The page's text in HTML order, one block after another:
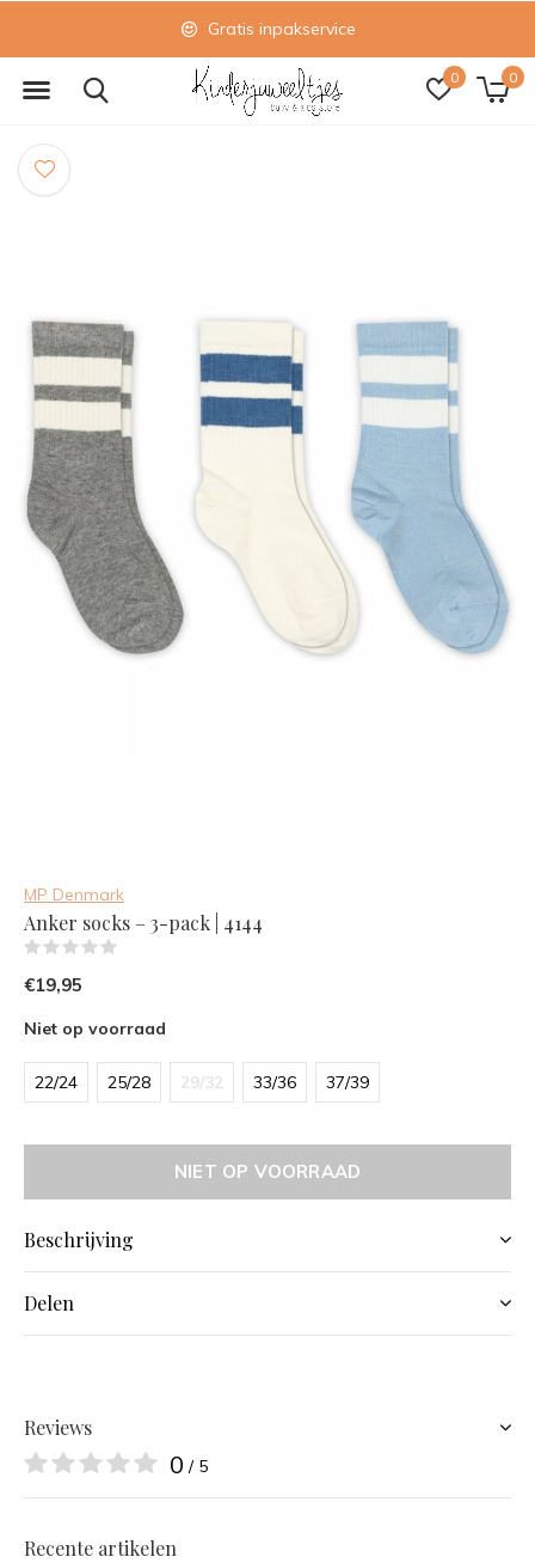
0 0
Gratis inpakservice
MP Denmark
Anker socks – 3-pack | 4144
€19,95
Niet op voorraad
22/24 25/28 29/32 33/36 37/39
NIET OP VOORRAAD
Beschrijving
Delen
Reviews
0 / 5
Recente artikelen